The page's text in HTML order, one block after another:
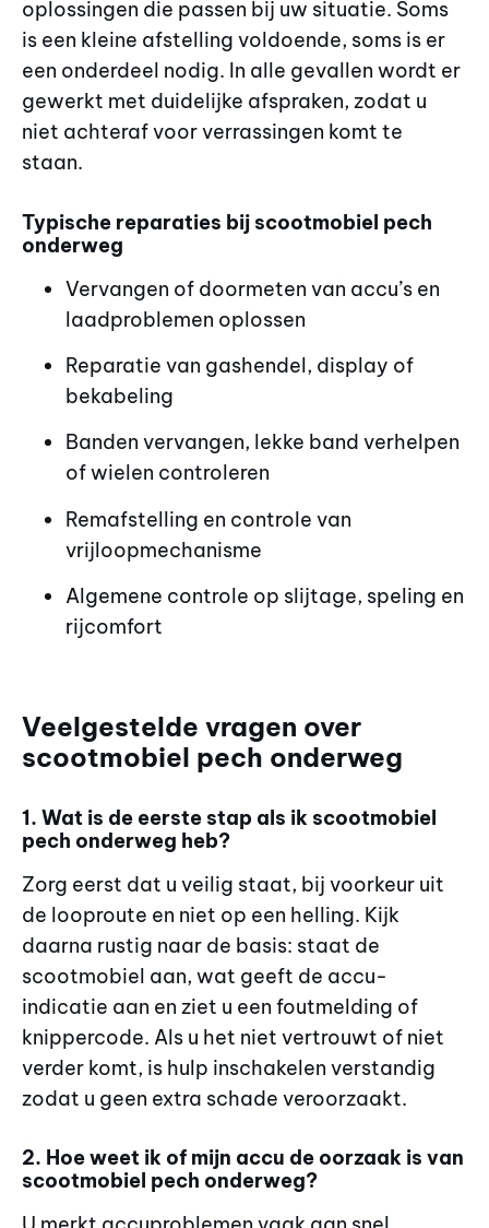
oplossingen die passen bij uw situatie. Soms
is een kleine afstelling voldoende, soms is er
een onderdeel nodig. In alle gevallen wordt er
gewerkt met duidelijke afspraken, zodat u
niet achteraf voor verrassingen komt te
staan.
Typische reparaties bij scootmobiel pech
onderweg
Vervangen of doormeten van accu’s en
laadproblemen oplossen
Reparatie van gashendel, display of
bekabeling
Banden vervangen, lekke band verhelpen
of wielen controleren
Remafstelling en controle van
vrijloopmechanisme
Algemene controle op slijtage, speling en
rijcomfort
Veelgestelde vragen over
scootmobiel pech onderweg
1. Wat is de eerste stap als ik scootmobiel
pech onderweg heb?
Zorg eerst dat u veilig staat, bij voorkeur uit
de looproute en niet op een helling. Kijk
daarna rustig naar de basis: staat de
scootmobiel aan, wat geeft de accu-
indicatie aan en ziet u een foutmelding of
knippercode. Als u het niet vertrouwt of niet
verder komt, is hulp inschakelen verstandig
zodat u geen extra schade veroorzaakt.
2. Hoe weet ik of mijn accu de oorzaak is van
scootmobiel pech onderweg?